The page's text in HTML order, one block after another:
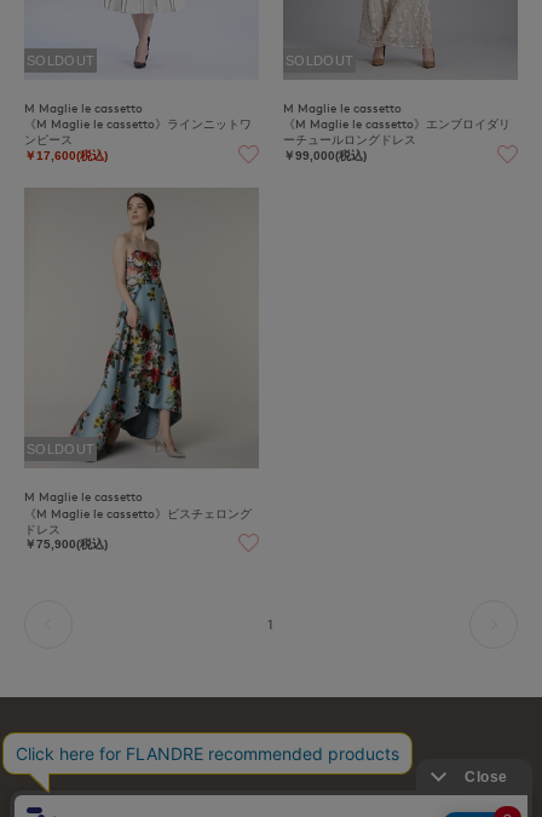
SOLDOUT
M Maglie le cassetto
《M Maglie le cassetto》ラインニットワ
ンピース
￥17,600(税込)
SOLDOUT
M Maglie le cassetto
《M Maglie le cassetto》エンブロイダリ
ーチュールロングドレス
￥99,000(税込)
SOLDOUT
M Maglie le cassetto
《M Maglie le cassetto》ビスチェロング
ドレス
￥75,900(税込)
1